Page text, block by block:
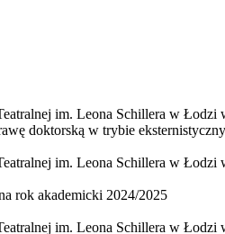
im. Leona Schillera w
doktorską w trybie
im. Leona Schillera w
rok akademicki 2024/2025
im. Leona Schillera w